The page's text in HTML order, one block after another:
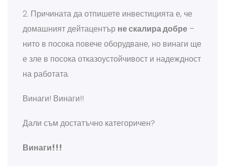
2. Причината да отпишете инвестицията е, че
домашният дейтацентър не скалира добре –
нито в посока повече оборудване, но винаги ще
е зле в посока отказоустойчивост и надеждност
на работата.
Винаги! Винаги!!
Дали съм достатъчно категоричен?
Винаги!!!